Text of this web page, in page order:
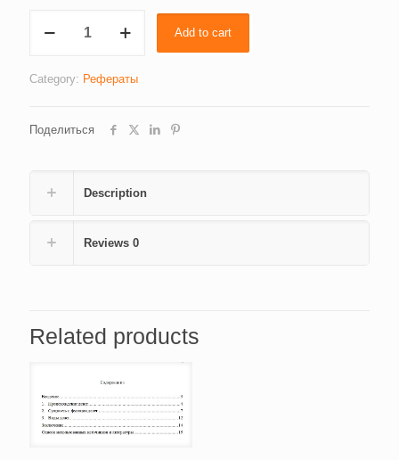
Гегеля
Add to cart
Category: Рефераты
Поделиться
Description
Reviews 0
Related products